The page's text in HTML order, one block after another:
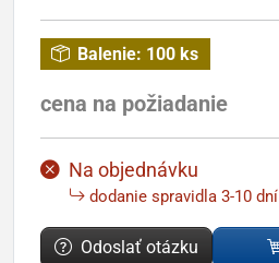
Balenie: 100 ks
cena na požiadanie
Na objednávku
dodanie spravidla 3-10 dní
Odoslať otázku